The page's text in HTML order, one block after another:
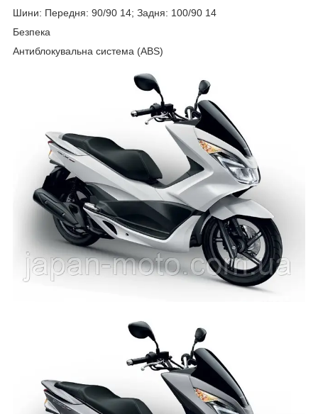
Шини: Передня: 90/90 14; Задня: 100/90 14
Безпека
Антиблокувальна система (ABS)